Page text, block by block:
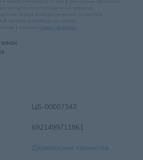
Наши магазины.
ЦБ-00007343
6921499711861
Деревенские лакомства